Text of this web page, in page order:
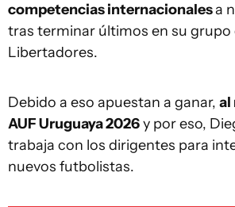
competencias internacionalesa
tras terminar últimos en su grupo
Libertadores.
Debido a eso apuestan a ganar, al
AUF Uruguaya 2026y por eso,
trabaja con los dirigentes para
nuevos futbolistas.